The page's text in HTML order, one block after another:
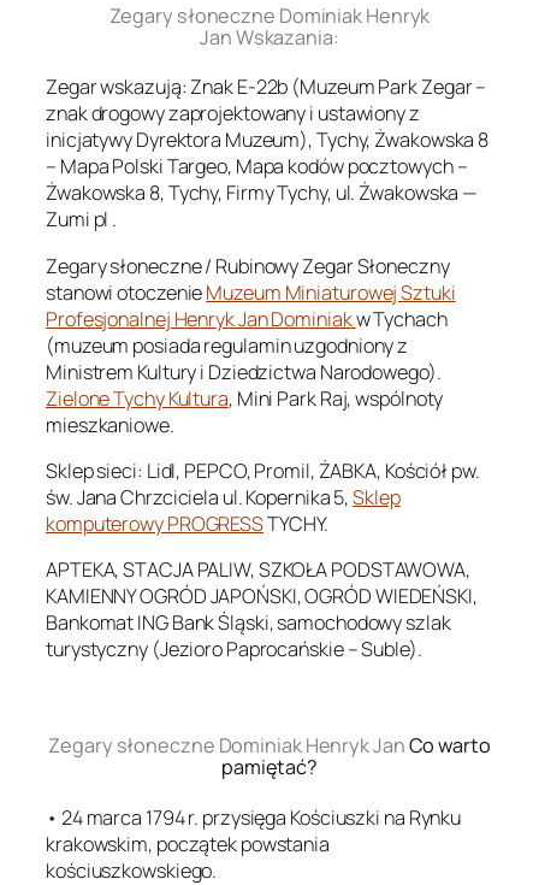
Zegary słoneczne Dominiak Henryk
Jan Wskazania:
Zegar wskazują: Znak E-22b (Muzeum Park Zegar –
znak drogowy zaprojektowany i ustawiony z
inicjatywy Dyrektora Muzeum), Tychy, Żwakowska 8
– Mapa Polski Targeo, Mapa kodów pocztowych –
Żwakowska 8, Tychy, Firmy Tychy, ul. Żwakowska —
Zumi pl .
Zegary słoneczne / Rubinowy Zegar Słoneczny
stanowi otoczenieMuzeum Miniaturowej Sztuki
Profesjonalnej Henryk Jan Dominiakw Tychach
(muzeum posiada regulamin uzgodniony z
Ministrem Kultury i Dziedzictwa Narodowego).
Zielone Tychy Kultura, Mini Park Raj, wspólnoty
mieszkaniowe.
Sklep sieci: Lidl, PEPCO, Promil, ŻABKA, Kościół pw.
św. Jana Chrzciciela ul. Kopernika 5,Sklep
komputerowy PROGRESSTYCHY.
APTEKA, STACJA PALIW, SZKOŁA PODSTAWOWA,
KAMIENNY OGRÓD JAPOŃSKI, OGRÓD WIEDEŃSKI,
Bankomat ING Bank Śląski, samochodowy szlak
turystyczny (Jezioro Paprocańskie – Suble).
Zegary słoneczne Dominiak Henryk JanCo warto
pamiętać?
• 24 marca 1794 r. przysięga Kościuszki na Rynku
krakowskim, początek powstania
kościuszkowskiego.